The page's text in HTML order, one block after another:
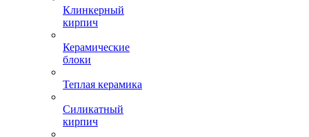
Клинкерный
кирпич
Керамические
блоки
Теплая керамика
Силикатный
кирпич